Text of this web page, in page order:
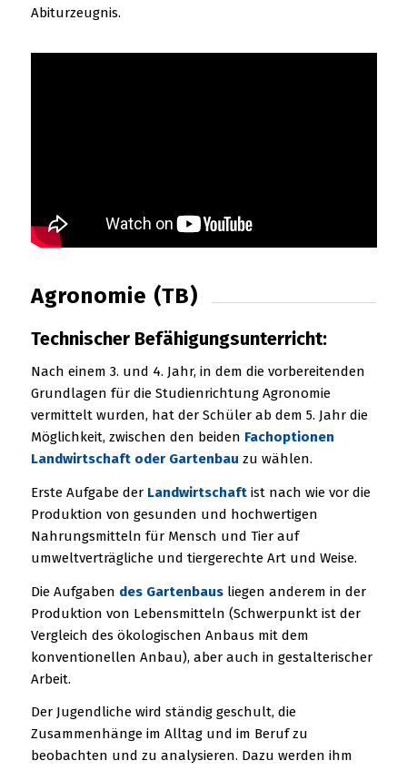
Abiturzeugnis.
Agronomie (TB)
Technischer Befähigungsunterricht:
Nach einem 3. und 4. Jahr, in dem die vorbereitenden
Grundlagen für die Studienrichtung Agronomie
vermittelt wurden, hat der Schüler ab dem 5. Jahr die
Möglichkeit, zwischen den beiden Fachoptionen
Landwirtschaft oder Gartenbau zu wählen.
Erste Aufgabe derLandwirtschaft ist nach wie vor die
Produktion von gesunden und hochwertigen
Nahrungsmitteln für Mensch und Tier auf
umweltverträgliche und tiergerechte Art und Weise.
Die Aufgaben des Gartenbausliegen anderem in der
Produktion von Lebensmitteln (Schwerpunkt ist der
Vergleich des ökologischen Anbaus mit dem
konventionellen Anbau), aber auch in gestalterischer
Arbeit.
Der Jugendliche wird ständig geschult, die
Zusammenhänge im Alltag und im Beruf zu
beobachten und zu analysieren. Dazu werden ihm